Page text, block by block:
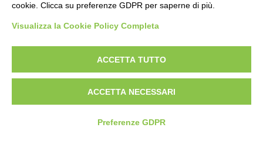
Lavora con noi
Amministrazione
cookie. Clicca su preferenze GDPR per saperne di più.
Visualizza la Cookie Policy Completa
ACCETTA TUTTO
ACCETTA NECESSARI
Preferenze GDPR